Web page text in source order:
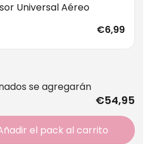
Universal Aéreo
€6,99
se agregarán
€54,95
el pack al carrito